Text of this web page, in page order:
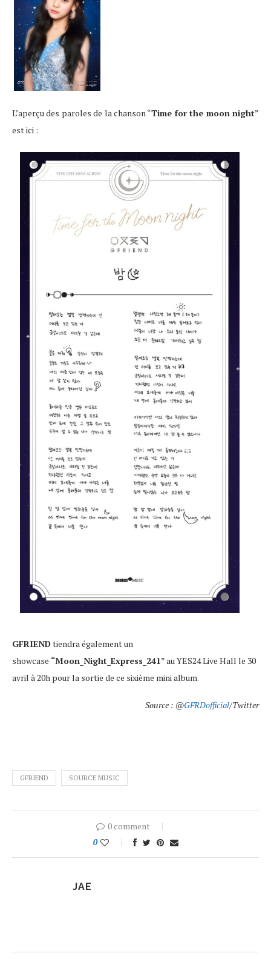
L’aperçu des paroles de la chanson “Time for the moon night”
est ici :
GFRIENDtiendra également un
showcase “Moon_Night_Express_241” au YES24 Live Hall le 30
avril à 20h pour la sortie de ce sixième mini album.
Source : @GFRDofficial/Twitter
GFRIEND SOURCE MUSIC
0 comment
0
JAE